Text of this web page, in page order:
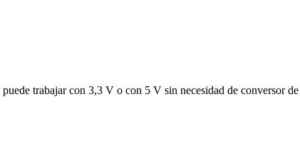
trabajar con 3,3 V o con 5 V sin necesidad de conversor